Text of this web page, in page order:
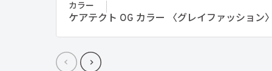
カラー
ケアテクト OG カラー 〈グレイファッション